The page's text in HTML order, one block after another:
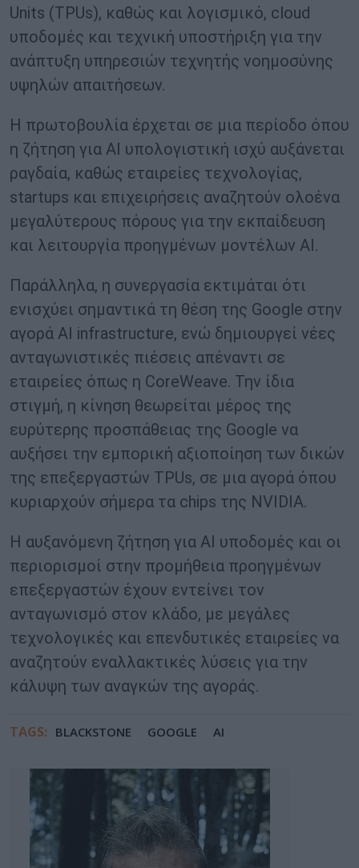
Units (TPUs), καθώς και λογισμικό, cloud
υποδομές και τεχνική υποστήριξη για την
ανάπτυξη υπηρεσιών τεχνητής νοημοσύνης
υψηλών απαιτήσεων.
Η πρωτοβουλία έρχεται σε μια περίοδο όπου
η ζήτηση για AI υπολογιστική ισχύ αυξάνεται
ραγδαία, καθώς εταιρείες τεχνολογίας,
startups και επιχειρήσεις αναζητούν ολοένα
μεγαλύτερους πόρους για την εκπαίδευση
και λειτουργία προηγμένων μοντέλων AI.
Παράλληλα, η συνεργασία εκτιμάται ότι
ενισχύει σημαντικά τη θέση της Google στην
αγορά AI infrastructure, ενώ δημιουργεί νέες
ανταγωνιστικές πιέσεις απέναντι σε
εταιρείες όπως η CoreWeave. Την ίδια
στιγμή, η κίνηση θεωρείται μέρος της
ευρύτερης προσπάθειας της Google να
αυξήσει την εμπορική αξιοποίηση των δικών
της επεξεργαστών TPUs, σε μια αγορά όπου
κυριαρχούν σήμερα τα chips της NVIDIA.
Η αυξανόμενη ζήτηση για AI υποδομές και οι
περιορισμοί στην προμήθεια προηγμένων
επεξεργαστών έχουν εντείνει τον
ανταγωνισμό στον κλάδο, με μεγάλες
τεχνολογικές και επενδυτικές εταιρείες να
αναζητούν εναλλακτικές λύσεις για την
κάλυψη των αναγκών της αγοράς.
TAGS: BLACKSTONE GOOGLE ΑΙ